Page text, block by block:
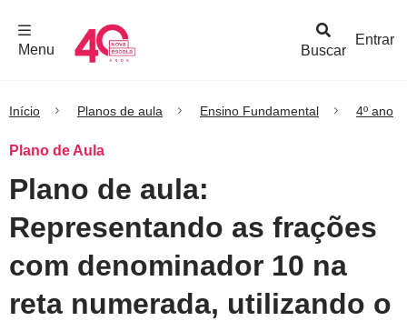
Buscar
Menu
Entrar
Início Planos de aula Ensino Fundamental 4º ano
Plano de Aula
Plano de aula:
Representando as frações
com denominador 10 na
reta numerada, utilizando o